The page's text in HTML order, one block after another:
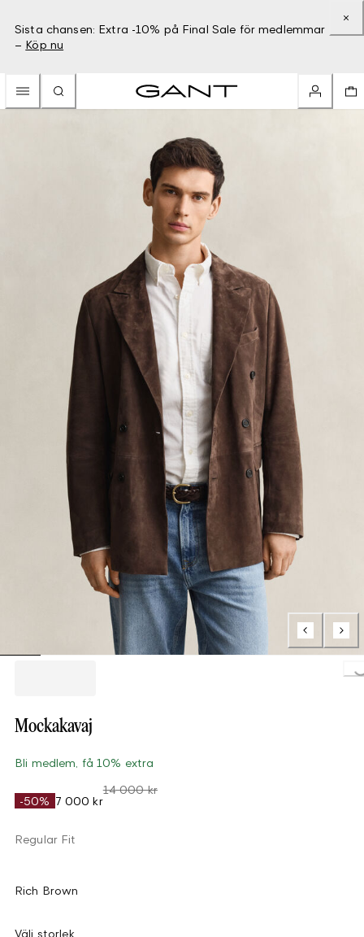
Sista chansen: Extra -10% på Final Sale för medlemmar
– Köp nu
Mockakavaj
Bli medlem, få 10% extra
-50% 7 000 kr
14 000 kr
Regular Fit
Rich Brown
Välj storlek